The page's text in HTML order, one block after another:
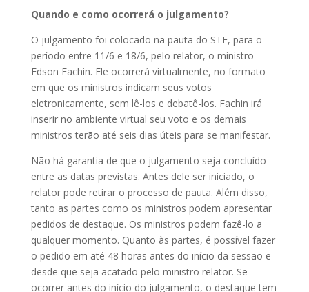
Quando e como ocorrerá o julgamento?
O julgamento foi colocado na pauta do STF, para o
período entre 11/6 e 18/6, pelo relator, o ministro
Edson Fachin. Ele ocorrerá virtualmente, no formato
em que os ministros indicam seus votos
eletronicamente, sem lê-los e debatê-los. Fachin irá
inserir no ambiente virtual seu voto e os demais
ministros terão até seis dias úteis para se manifestar.
Não há garantia de que o julgamento seja concluído
entre as datas previstas. Antes dele ser iniciado, o
relator pode retirar o processo de pauta. Além disso,
tanto as partes como os ministros podem apresentar
pedidos de destaque. Os ministros podem fazê-lo a
qualquer momento. Quanto às partes, é possível fazer
o pedido em até 48 horas antes do início da sessão e
desde que seja acatado pelo ministro relator. Se
ocorrer antes do início do julgamento, o destaque tem